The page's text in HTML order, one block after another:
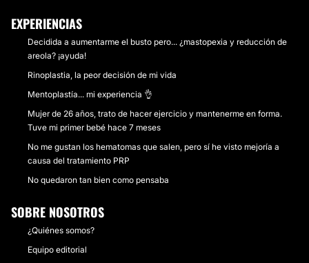
EXPERIENCIAS
Decidida a aumentarme el busto pero... ¿mastopexia y reducción de
areola? ¡ayuda!
Rinoplastia, la peor decisión de mi vida
Mentoplastía... mi experiencia 👌
Mujer de 26 años, trato de hacer ejercicio y mantenerme en forma.
Tuve mi primer bebé hace 7 meses
No me gustan los hematomas que salen, pero sí he visto mejoría a
causa del tratamiento PRP
No quedaron tan bien como pensaba
SOBRE NOSOTROS
¿Quiénes somos?
Equipo editorial